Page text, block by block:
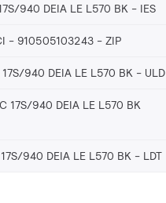
940 DEIA LE L570 BK IES
- 910505103243 ZIP
940 DEIA LE L570 BK ULD
17S/940 DEIA LE L570 BK
940 DEIA LE L570 BK LDT